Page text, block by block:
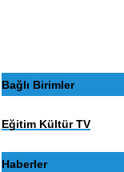
Bağlı Birimler
Eğitim Kültür TV
Haberler